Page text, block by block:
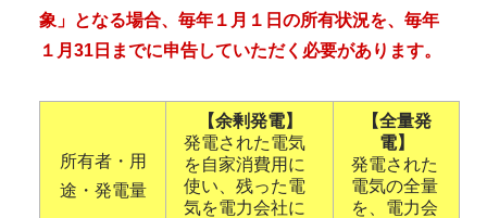
象」となる場合、毎年１月１日の所有状況を、毎年
１月31日までに申告していただく必要があります。
所有者・用
途・発電量
【余剰発電】
発電された電気
を自家消費用に
使い、残った電
気を電力会社に
【全量発
電】
発電された
電気の全量
を、電力会